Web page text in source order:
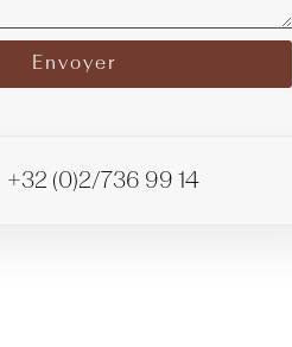
Envoyer
+32 (0)2/736 99 14